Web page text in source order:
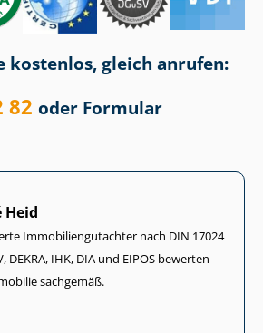
kostenlos, gleich anrufen:
82 oder Formular
Heid
Im­mo­bi­li­en­gut­ach­ter nach DIN 17024
DEKRA, IHK, DIA und EIPOS bewerten
sachgemäß.